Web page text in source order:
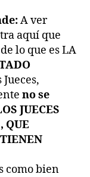
A ver
aquí que
lo que es LA
no se
JUECES
QUE
como bien